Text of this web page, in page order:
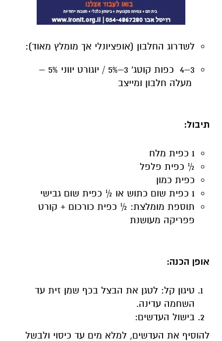
לשדרוג החלבון (אופציונלי אך מומלץ מאוד):
3–4 כפות קוטג' 3–5% / יוגורט יווני 5% –
מעלה חלבון ומייצב
תיבול:
1 כפית מלח
½ כפית פלפל
כפית כמון
1 כפית שום כתוש או ½ כפית שום גבישי
תוספת מומלצת: ½ כפית כורכום + קורט
פפריקה מעושנת
אופן הכנה:
טיגון קל: לטגן את הבצל בכף שמן זית עד
השחמה עדינה.
בישול העדשים:
להוסיף את העדשים, למלא מים עד כיסוי ולבשל